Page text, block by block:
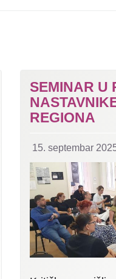
SEMINAR U
REGIONA
15. septembar